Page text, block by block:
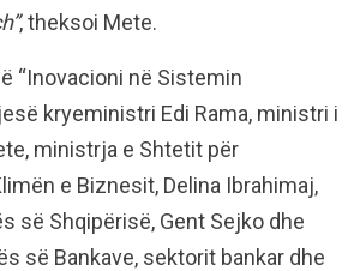
, theksoi Mete.
“Inovacioni në Sistemin
kryeministri Edi Rama, ministri i
ministrja e Shtetit për
e Biznesit, Delina Ibrahimaj,
së Shqipërisë, Gent Sejko dhe
së Bankave, sektorit bankar dhe